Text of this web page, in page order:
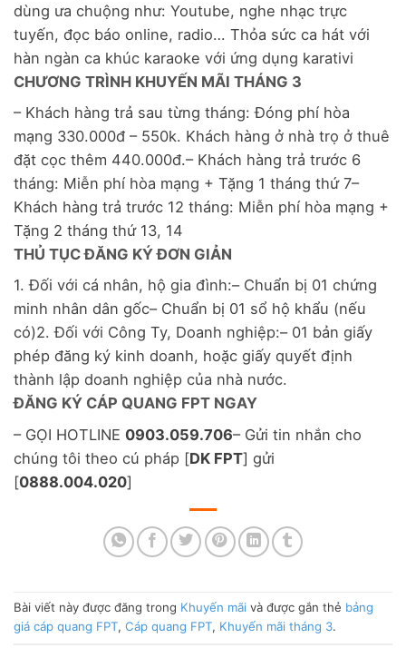
dùng ưa chuộng như: Youtube, nghe nhạc trực
tuyến, đọc báo online, radio… Thỏa sức ca hát với
hàn ngàn ca khúc karaoke với ứng dụng karativi
CHƯƠNG TRÌNH KHUYẾN MÃI THÁNG 3
– Khách hàng trả sau từng tháng: Đóng phí hòa
mạng 330.000đ – 550k. Khách hàng ở nhà trọ ở thuê
đặt cọc thêm 440.000đ.– Khách hàng trả trước 6
tháng: Miễn phí hòa mạng + Tặng 1 tháng thứ 7–
Khách hàng trả trước 12 tháng: Miễn phí hòa mạng +
Tặng 2 tháng thứ 13, 14
THỦ TỤC ĐĂNG KÝ ĐƠN GIẢN
1. Đối với cá nhân, hộ gia đình:– Chuẩn bị 01 chứng
minh nhân dân gốc– Chuẩn bị 01 sổ hộ khẩu (nếu
có)2. Đối với Công Ty, Doanh nghiệp:– 01 bản giấy
phép đăng ký kinh doanh, hoặc giấy quyết định
thành lập doanh nghiệp của nhà nước.
ĐĂNG KÝ CÁP QUANG FPT NGAY
– GỌI HOTLINE 0903.059.706– Gửi tin nhắn cho
chúng tôi theo cú pháp [DK FPT] gửi
[0888.004.020]
Bài viết này được đăng trong Khuyến mãi và được gắn thẻ bảng
giá cáp quang FPT, Cáp quang FPT, Khuyến mãi tháng 3.